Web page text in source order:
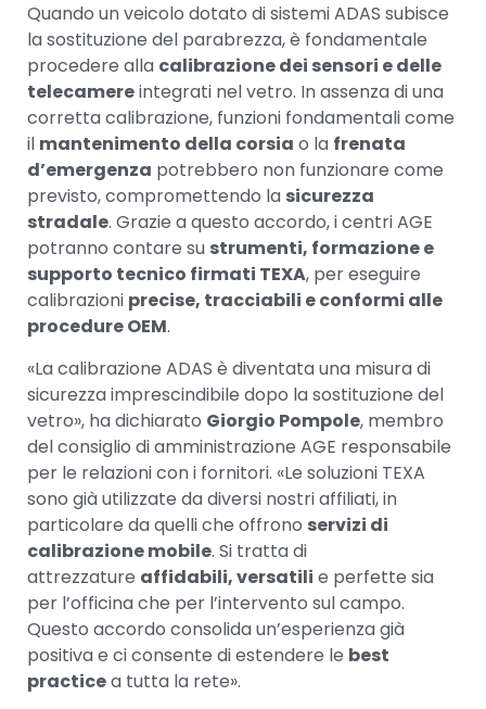
Quando un veicolo dotato di sistemi ADAS subisce
la sostituzione del parabrezza, è fondamentale
procedere alla calibrazione dei sensori e delle
telecamereintegrati nel vetro. In assenza di una
corretta calibrazione, funzioni fondamentali come
il mantenimento della corsia o la frenata
d’emergenza potrebbero non funzionare come
previsto, compromettendo la sicurezza
stradale. Grazie a questo accordo, i centri AGE
potranno contare su strumenti, formazione e
supporto tecnico firmati TEXA, per eseguire
calibrazioni precise, tracciabili e conformi alle
procedure OEM.
«La calibrazione ADAS è diventata una misura di
sicurezza imprescindibile dopo la sostituzione del
vetro», ha dichiarato Giorgio Pompole, membro
del consiglio di amministrazione AGE responsabile
per le relazioni con i fornitori. «Le soluzioni TEXA
sono già utilizzate da diversi nostri affiliati, in
particolare da quelli che offrono servizi di
calibrazione mobile. Si tratta di
attrezzature affidabili, versatili e perfette sia
per l’officina che per l’intervento sul campo.
Questo accordo consolida un’esperienza già
positiva e ci consente di estendere le best
practicea tutta la rete».